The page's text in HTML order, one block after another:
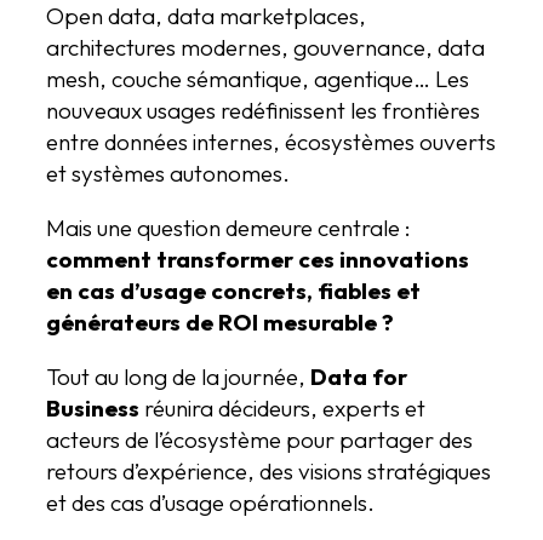
Open data, data marketplaces,
architectures modernes, gouvernance, data
mesh, couche sémantique, agentique… Les
nouveaux usages redéfinissent les frontières
entre données internes, écosystèmes ouverts
et systèmes autonomes.
Mais une question demeure centrale :
comment transformer ces innovations
en cas d’usage concrets, fiables et
générateurs de ROI mesurable ?
Tout au long de la journée, Data for
Business réunira décideurs, experts et
acteurs de l’écosystème pour partager des
retours d’expérience, des visions stratégiques
et des cas d’usage opérationnels.